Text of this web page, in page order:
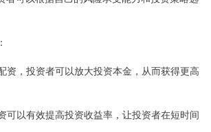
资，投资者可以放大投资本金，从而获得更高
可以有效提高投资收益率，让投资者在短时间